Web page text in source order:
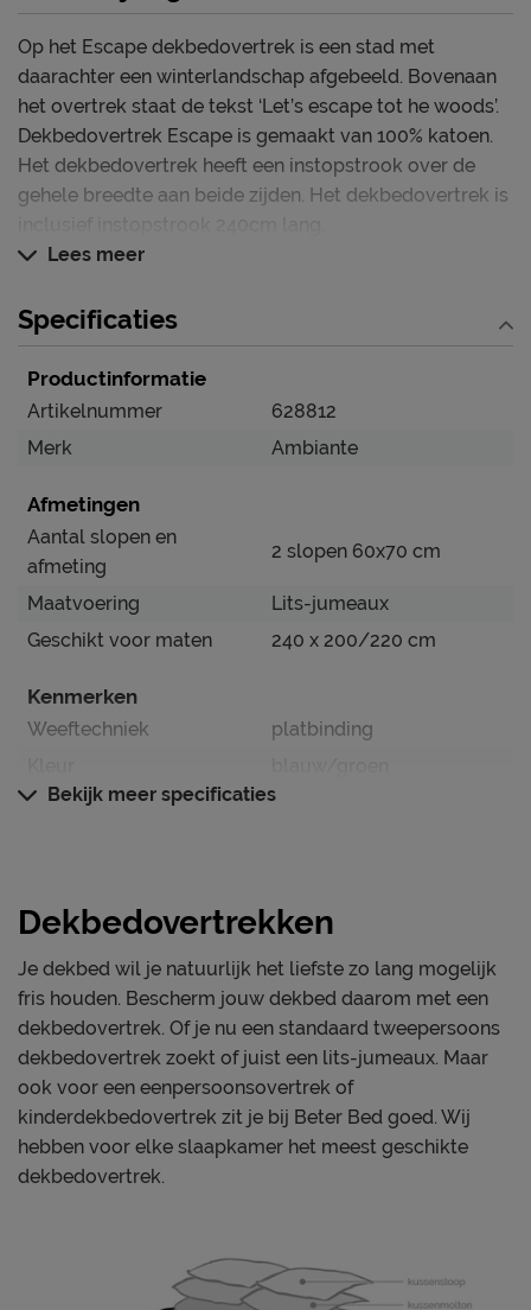
Op het Escape dekbedovertrek is een stad met
daarachter een winterlandschap afgebeeld. Bovenaan
het overtrek staat de tekst ‘Let’s escape tot he woods’.
Dekbedovertrek Escape is gemaakt van 100% katoen.
Het dekbedovertrek heeft een instopstrook over de
gehele breedte aan beide zijden. Het dekbedovertrek is
Lees meer
Specificaties
Productinformatie
Artikelnummer
628812
Merk
Ambiante
Afmetingen
Aantal slopen en
afmeting
2 slopen 60x70 cm
Maatvoering
Lits-jumeaux
Geschikt voor maten
240 x 200/220 cm
Kenmerken
Weeftechniek
platbinding
Dessin
volwassenen
Materiaal
Materiaal katoen
Wasinstructies wasbaar tot 40°C
Goed om te weten
Garantie
1 jaar volgens CBW
voorwaarden
Bekijk meer specificaties
Dekbedovertrekken
Je dekbed wil je natuurlijk het liefste zo lang mogelijk
fris houden. Bescherm jouw dekbed daarom met een
dekbedovertrek. Of je nu een standaard tweepersoons
dekbedovertrek zoekt of juist een lits-jumeaux. Maar
ook voor een eenpersoonsovertrek of
kinderdekbedovertrek zit je bij Beter Bed goed. Wij
hebben voor elke slaapkamer het meest geschikte
dekbedovertrek.